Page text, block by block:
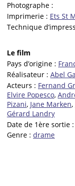
Photographe :
Imprimerie : Ets St
Technique
Le film
Pays d’origine :
Réalisateur : Abel
Acteurs : Fernand
Elvire Popesco,
Pizani, Jane Marken,
Gérard Landry
Date de 1ère sortie :
Genre : drame